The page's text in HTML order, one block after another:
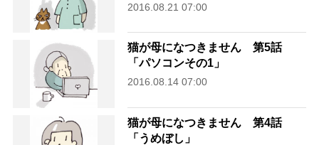
2016.08.21 07:00
猫が母になつきません 第5話
「パソコンその1」
2016.08.14 07:00
猫が母になつきません 第4話
「うめぼし」